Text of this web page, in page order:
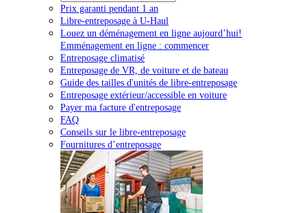
Prix garanti pendant 1 an
Libre-entreposage à U-Haul
Louez un déménagement en ligne aujourd’hui!
Emménagement en ligne : commencer
Entreposage climatisé
Entreposage de VR, de voiture et de bateau
Guide des tailles d'unités de libre-entreposage
Entreposage extérieur/accessible en voiture
Payer ma facture d'entreposage
FAQ
Conseils sur le libre-entreposage
Fournitures d’entreposage